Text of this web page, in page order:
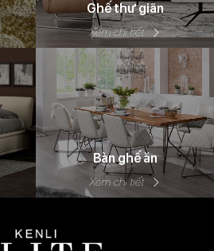
Ghế thư giãn
Xem chi tiết
Bàn ghế ăn
Xem chi tiết